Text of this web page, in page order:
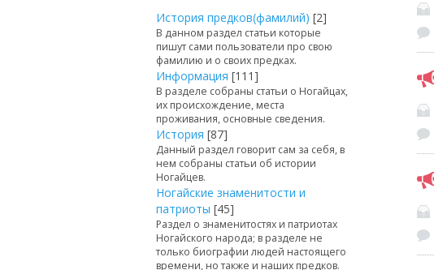
История предков(фамилий) [2]
В данном раздел статьи которые
пишут сами пользователи про свою
фамилию и о своих предках.
Информация [111]
В разделе собраны статьи о Ногайцах,
их происхождение, места
проживания, основные сведения.
История [87]
Данный раздел говорит сам за себя, в
нем собраны статьи об истории
Ногайцев.
Ногайские знаменитости и
патриоты [45]
Раздел о знаменитостях и патриотах
Ногайского народа; в разделе не
только биографии людей настоящего
времени, но также и наших предков.